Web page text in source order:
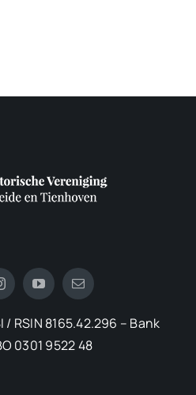
/ RSIN 8165.42.296 – Bank
0301 9522 48